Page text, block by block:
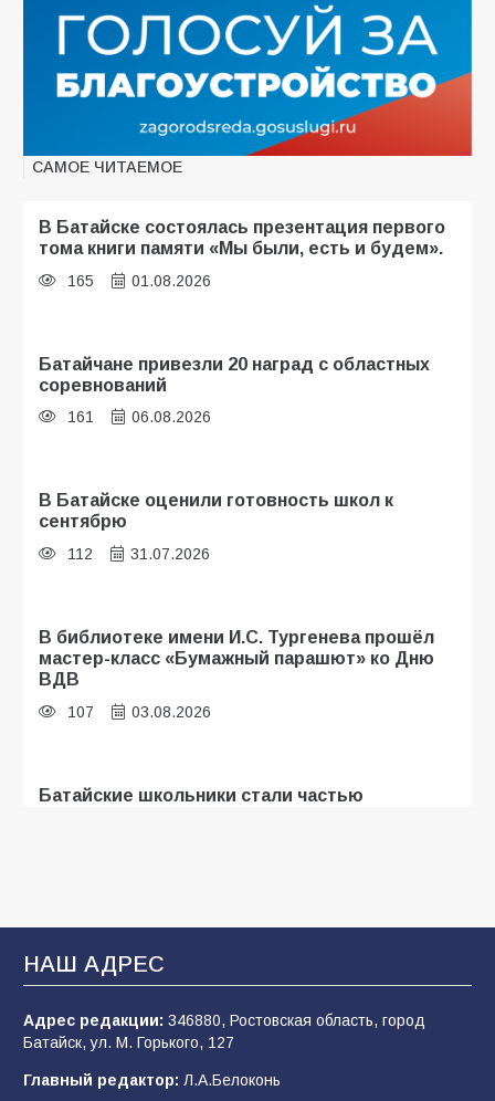
САМОЕ ЧИТАЕМОЕ
В Батайске состоялась презентация первого
тома книги памяти «Мы были, есть и будем».
165 01.08.2026
Батайчане привезли 20 наград с областных
соревнований
161 06.08.2026
В Батайске оценили готовность школ к
сентябрю
112 31.07.2026
В библиотеке имени И.С. Тургенева прошёл
мастер-класс «Бумажный парашют» ко Дню
ВДВ
107 03.08.2026
Батайские школьники стали частью
«Мобилизация или набор?» Что на самом
деле происходит в армии России в августе
2026 года
В Батайске продолжаются дорожные работы
НАШ АДРЕС
Адрес редакции: 346880, Ростовская область, город
Батайск, ул. М. Горького, 127
Главный редактор: Л.А.Белоконь